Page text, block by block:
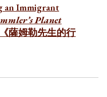
an Immigrant
Planet
薩姆勒先生的行